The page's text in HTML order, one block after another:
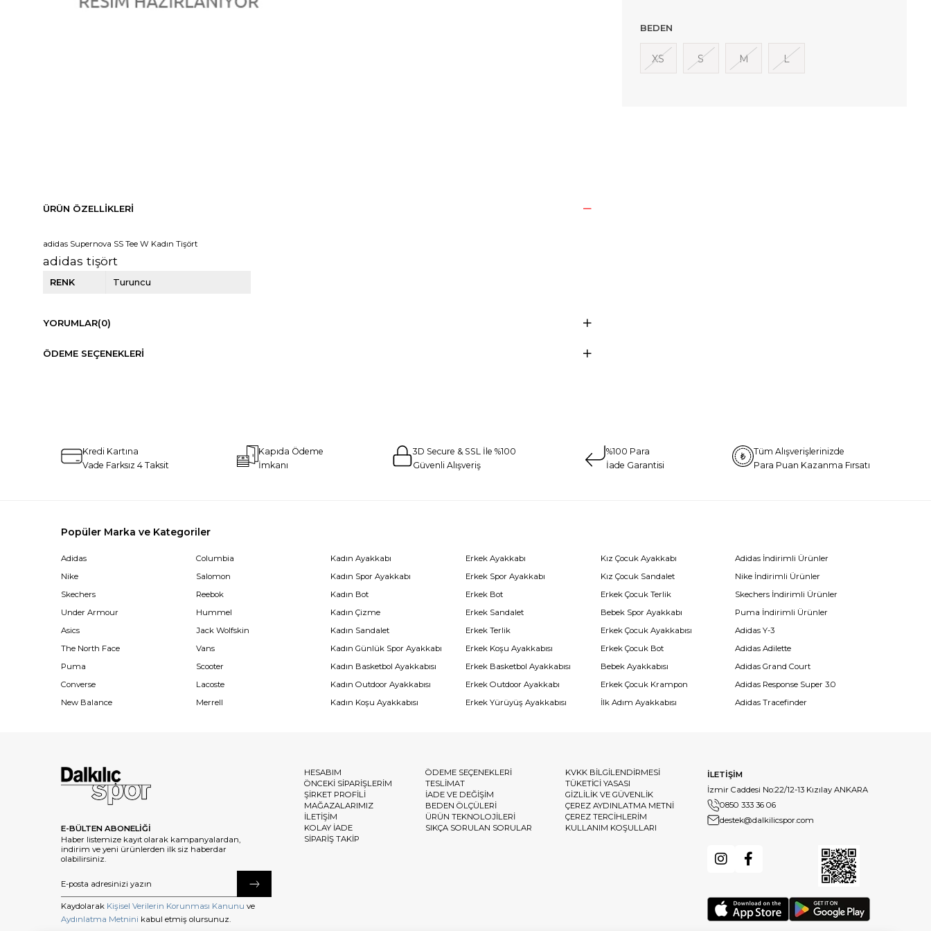
BEDEN
XS S M L
ÜRÜN ÖZELLIKLERI
adidas Supernova SS Tee W Kadın Tişört
adidas tişört
RENK Turuncu
YORUMLAR(0)
ÖDEME SEÇENEKLERI
Kredi Kartına
Vade Farksız 4 Taksit
Kapıda Ödeme
İmkanı
3D Secure & SSL İle %100
Güvenli Alışveriş
%100 Para
İade Garantisi
Tüm Alışverişlerinizde
Para Puan Kazanma Fırsatı
Popüler Marka ve Kategoriler
Adidas
Nike
Skechers
Under Armour
Asics
The North Face
Puma
Converse
New Balance
Columbia
Salomon
Reebok
Hummel
Jack Wolfskin
Vans
Scooter
Lacoste
Merrell
Kadın Ayakkabı
Kadın Spor Ayakkabı
Kadın Bot
Kadın Çizme
Kadın Sandalet
Kadın Günlük Spor Ayakkabı
Kadın Basketbol Ayakkabısı
Kadın Outdoor Ayakkabısı
Kadın Koşu Ayakkabısı
Erkek Ayakkabı
Erkek Spor Ayakkabı
Erkek Bot
Erkek Sandalet
Erkek Terlik
Erkek Koşu Ayakkabısı
Erkek Basketbol Ayakkabısı
Erkek Outdoor Ayakkabı
Erkek Yürüyüş Ayakkabısı
Kız Çocuk Ayakkabı
Kız Çocuk Sandalet
Erkek Çocuk Terlik
Bebek Spor Ayakkabı
Erkek Çocuk Ayakkabısı
Erkek Çocuk Bot
Bebek Ayakkabısı
Erkek Çocuk Krampon
İlk Adım Ayakkabısı
Adidas İndirimli Ürünler
Nike İndirimli Ürünler
Skechers İndirimli Ürünler
Puma İndirimli Ürünler
Adidas Y-3
Adidas Adilette
Adidas Grand Court
Adidas Response Super 3.0
Adidas Tracefinder
E-BÜLTEN ABONELİĞİ
Haber listemize kayıt olarak kampanyalardan,
indirim ve yeni ürünlerden ilk siz haberdar
olabilirsiniz.
Kaydolarak Kişisel Verilerin Korunması Kanunu ve
Aydınlatma Metnini kabul etmiş olursunuz.
HESABIM
ÖNCEKİ SİPARİŞLERİM
ŞİRKET PROFİLİ
MAĞAZALARIMIZ
İLETİŞİM
KOLAY İADE
SİPARİŞ TAKİP
ÖDEME SEÇENEKLERİ
TESLİMAT
İADE VE DEĞİŞİM
BEDEN ÖLÇÜLERİ
ÜRÜN TEKNOLOJİLERİ
SIKÇA SORULAN SORULAR
KVKK BİLGİLENDİRMESİ
TÜKETİCİ YASASI
GİZLİLİK VE GÜVENLİK
ÇEREZ AYDINLATMA METNİ
ÇEREZ TERCİHLERİM
KULLANIM KOŞULLARI
İLETİŞİM
İzmir Caddesi No:22/12-13 Kızılay ANKARA
0850 333 36 06
destek@dalkilicspor.com